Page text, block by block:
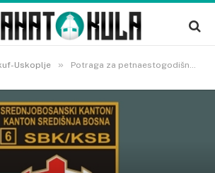
Uskoplje » Potraga za petnaestogodišnjom djevojčicom se nastavlja u 07,30 sati